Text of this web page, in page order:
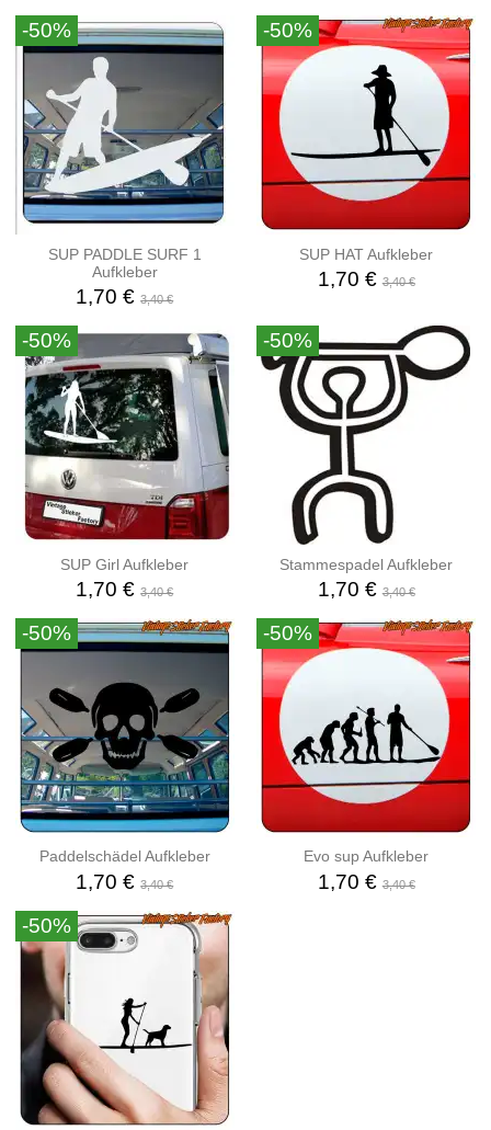
-50%
SUP PADDLE SURF 1
Aufkleber
1,70 €3,40 €
-50%
SUP HAT Aufkleber
1,70 €3,40 €
-50%
SUP Girl Aufkleber
1,70 €3,40 €
-50%
Stammespadel Aufkleber
1,70 €3,40 €
-50%
Paddelschädel Aufkleber
1,70 €3,40 €
-50%
Evo sup Aufkleber
1,70 €3,40 €
-50%